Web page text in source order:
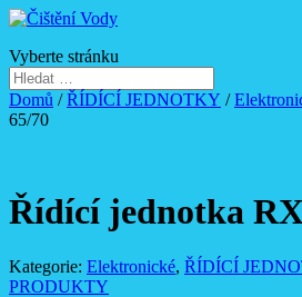
Vyberte stránku
Domů /ŘÍDÍCÍ JEDNOTKY /
65/70
Řídící jednotka
Kategorie: Elektronické, ŘÍDÍCÍ
PRODUKTY